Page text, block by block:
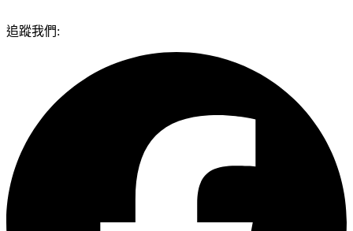
追蹤我們: